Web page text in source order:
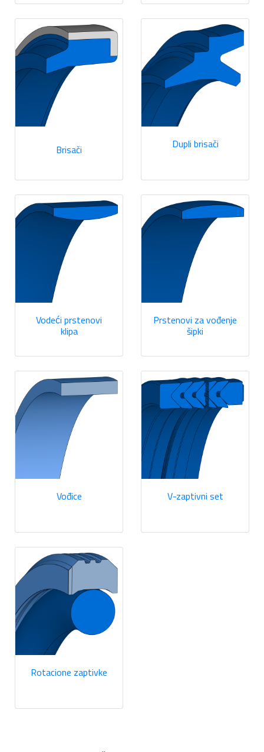
Brisači Dupli brisači
Vodeći prstenovi
klipa
Prstenovi za vođenje
šipki
Vođice V-zaptivni set
Rotacione zaptivke